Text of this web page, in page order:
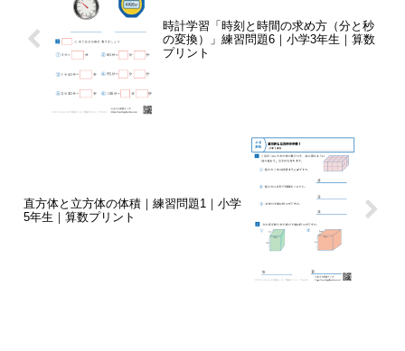
時計学習「時刻と時間の求め方（分と秒
の変換）」練習問題6｜小学3年生｜算数
プリント
直方体と立方体の体積｜練習問題1｜小学
5年生｜算数プリント